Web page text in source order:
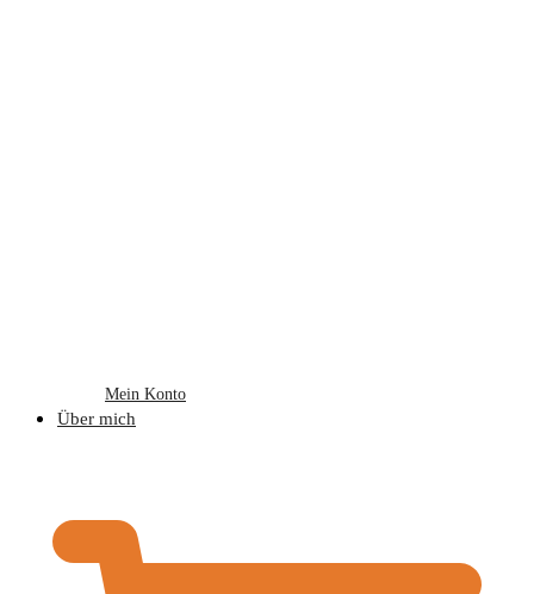
Mein Konto
Über mich